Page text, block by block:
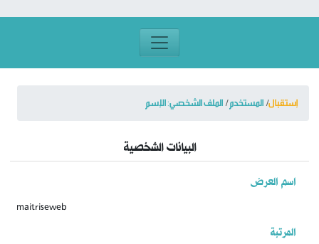
معرف تسجيل الدخول
إستقبال المستخدم الملف الشخصي: الإسم
البيانات الشخصية
اسم العرض
maitriseweb
المرتبة